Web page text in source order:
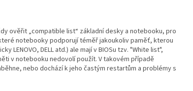
ověřit „compatible list“ základní desky a notebooku, pro
notebooky podporují téměř jakoukoliv paměť, kterou
LENOVO, DELL atd.) ale mají v BIOSu tzv. "White list",
v notebooku nedovolí použít. V takovém případě
nebo dochází k jeho častým restartům a problémy s